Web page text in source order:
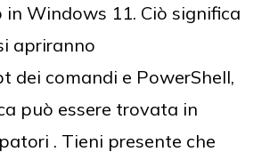
Windows 11. Ciò significa
apriranno
dei comandi e PowerShell,
può essere trovata in
. Tieni presente che